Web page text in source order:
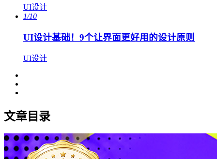
UI设计
1/10
UI设计基础！9个让界面更好用的设计原则
UI设计
文章目录